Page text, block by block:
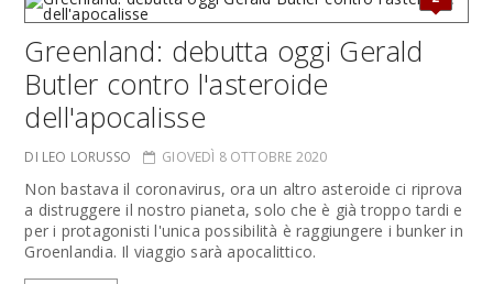
Greenland: debutta oggi Gerald
Butler contro l'asteroide
dell'apocalisse
DI LEO LORUSSO GIOVEDÌ 8 OTTOBRE 2020
Non bastava il coronavirus, ora un altro asteroide ci riprova
a distruggere il nostro pianeta, solo che è già troppo tardi e
per i protagonisti l'unica possibilità è raggiungere i bunker in
Groenlandia. Il viaggio sarà apocalittico.